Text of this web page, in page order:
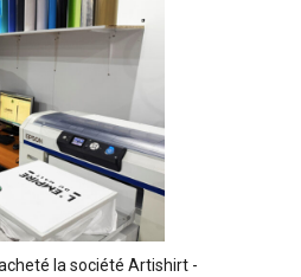
la société Artishirt -